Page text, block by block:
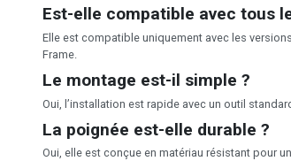
Est-elle compatible avec tous
Elle est compatible uniquement avec les
Frame.
Le montage est-il simple ?
Oui, l’installation est rapide avec un outil
La poignée est-elle durable ?
Oui, elle est conçue en matériau résistant pour